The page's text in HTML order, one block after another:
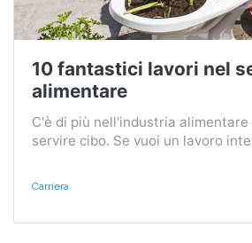
10 fantastici lavori nel
alimentare
C'è di più nell'industria alimentare
servire cibo. Se vuoi un lavoro
Carriera